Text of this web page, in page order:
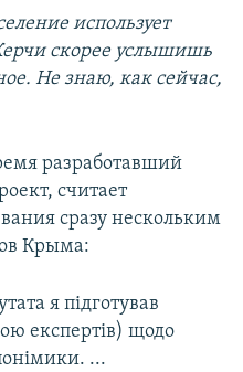
использует
скорее услышишь
Не знаю, как сейчас,
разработавший
считает
сразу нескольким
Крыма:
я підготував
експертів) щодо
...